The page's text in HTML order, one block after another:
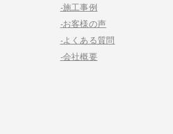
-施工事例
-お客様の声
-よくある質問
-会社概要